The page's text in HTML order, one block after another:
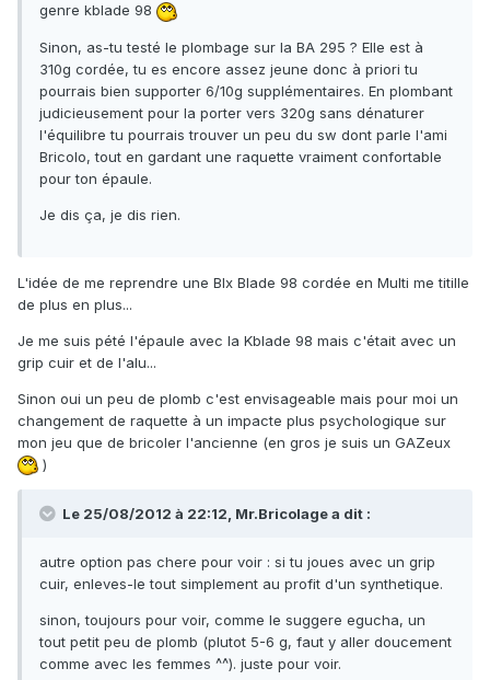
genre kblade 98
Sinon, as-tu testé le plombage sur la BA 295 ? Elle est à
310g cordée, tu es encore assez jeune donc à priori tu
pourrais bien supporter 6/10g supplémentaires. En plombant
judicieusement pour la porter vers 320g sans dénaturer
l'équilibre tu pourrais trouver un peu du sw dont parle l'ami
Bricolo, tout en gardant une raquette vraiment confortable
pour ton épaule.
Je dis ça, je dis rien.
L'idée de me reprendre une Blx Blade 98 cordée en Multi me titille
de plus en plus...
Je me suis pété l'épaule avec la Kblade 98 mais c'était avec un
grip cuir et de l'alu...
Sinon oui un peu de plomb c'est envisageable mais pour moi un
changement de raquette à un impacte plus psychologique sur
mon jeu que de bricoler l'ancienne (en gros je suis un GAZeux
)
Le 25/08/2012 à 22:12, Mr.Bricolage a dit :
autre option pas chere pour voir : si tu joues avec un grip
cuir, enleves-le tout simplement au profit d'un synthetique.
sinon, toujours pour voir, comme le suggere egucha, un
tout petit peu de plomb (plutot 5-6 g, faut y aller doucement
comme avec les femmes ^^). juste pour voir.